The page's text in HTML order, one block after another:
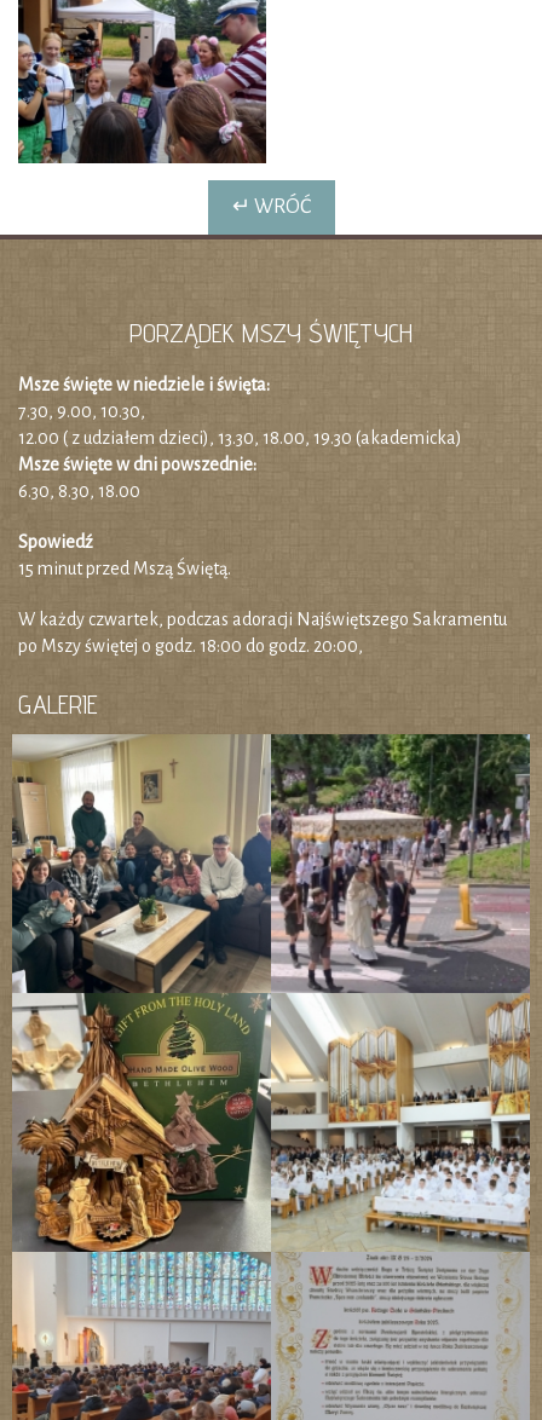
↵ WRÓĆ
PORZĄDEK MSZY ŚWIĘTYCH
Msze święte w niedziele i święta:
7.30, 9.00, 10.30,
12.00 ( z udziałem dzieci), 13.30, 18.00, 19.30 (akademicka)
Msze święte w dni powszednie:
6.30, 8.30, 18.00
Spowiedź
15 minut przed Mszą Świętą.
W każdy czwartek, podczas adoracji Najświętszego Sakramentu
po Mszy świętej o godz. 18:00 do godz. 20:00,
GALERIE